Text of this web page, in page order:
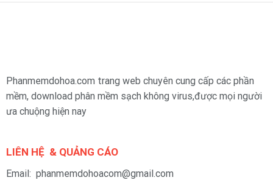
Phanmemdohoa.com trang web chuyên cung cấp các phần
mềm, download phân mềm sạch không virus,được mọi người
ưa chuộng hiện nay
LIÊN HỆ & QUẢNG CÁO
Email: phanmemdohoacom@gmail.com